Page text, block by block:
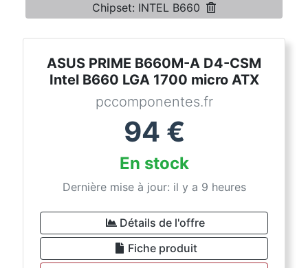
Chipset: INTEL B660
ASUS PRIME B660M-A D4-CSM
Intel B660 LGA 1700 micro ATX
pccomponentes.fr
94 €
En stock
Dernière mise à jour: il y a 9 heures
Détails de l'offre
Fiche produit